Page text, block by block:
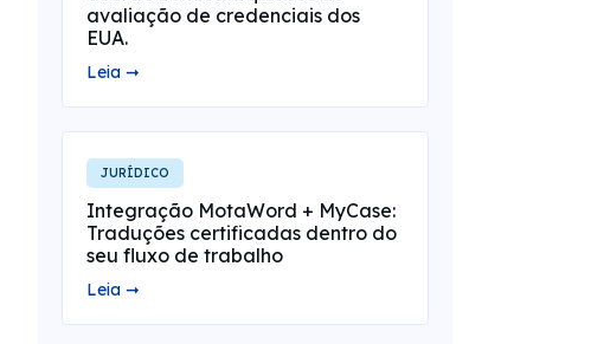
avaliação de credenciais dos
EUA.
Leia ➞
JURÍDICO
Integração MotaWord + MyCase:
Traduções certificadas dentro do
seu fluxo de trabalho
Leia ➞